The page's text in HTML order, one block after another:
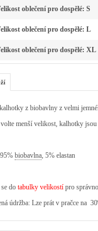
oblečení pro dospělé: S
oblečení pro dospělé: L
oblečení pro dospělé: XL
z biobavlny z velmi
menší velikost, kalhotky
biobavlna, 5% elastan
do tabulky velikostí pro
údržba: Lze prát v pračce na